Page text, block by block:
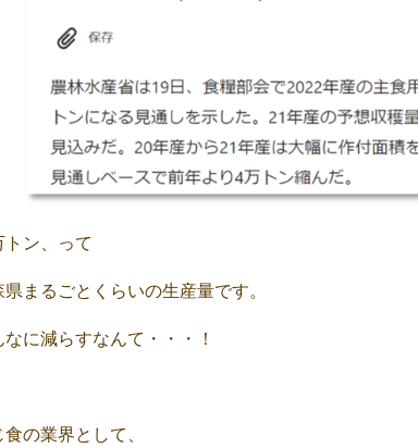
トン、って
県まるごとくらいの生産量です。
なに減らすなんて・・・！
食の業界として、